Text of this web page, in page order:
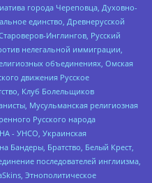
города Череповца, Духовно-
единство, Древнерусской
Инглингов, Русский
нелегальной иммиграции,
объединениях, Омская
движения Русское
Клуб Болельщиков
Мусульманская религиозная
Русского народа
- УНСО, Украинская
Бандеры, Братство, Белый Крест,
последователей инглиизма,
Этнополитическое